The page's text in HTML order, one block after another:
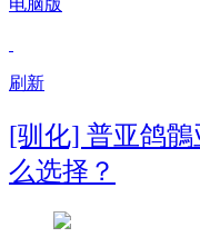
电脑版
刷新
[驯化] 普亚鸽
么选择？